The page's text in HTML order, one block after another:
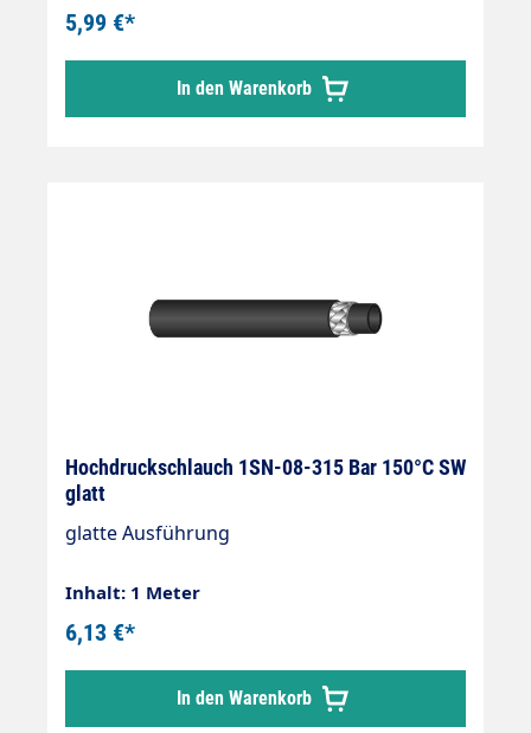
5,99 €*
In den Warenkorb
Hochdruckschlauch 1SN-08-315 Bar 150°C SW
glatt
glatte Ausführung
Inhalt: 1 Meter
6,13 €*
In den Warenkorb